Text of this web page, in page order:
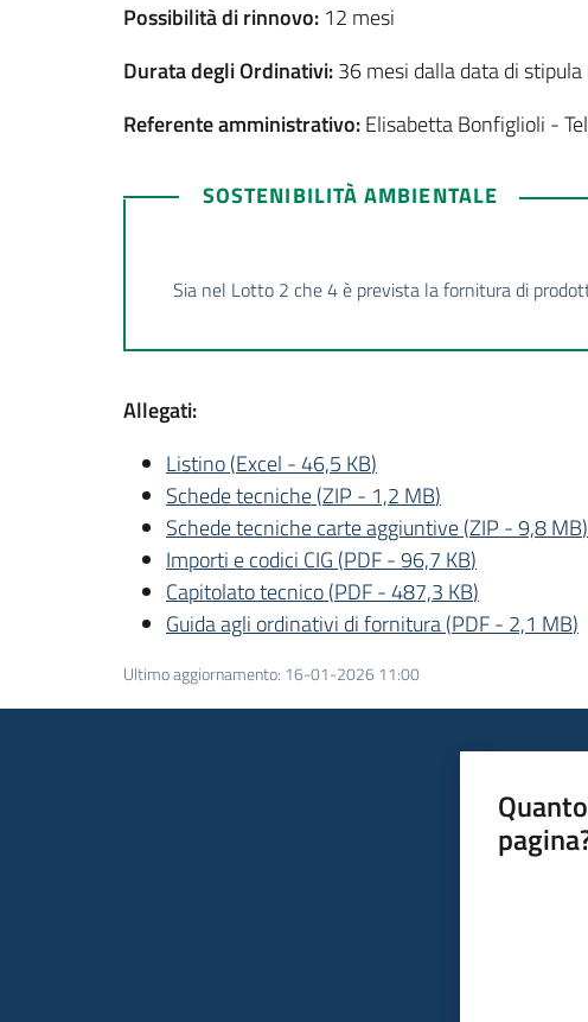
Possibilità di rinnovo: 12 mesi
Durata degli Ordinativi:36 mesi dalla data di
Referente amministrativo:Elisabetta Bonfiglioli -
SOSTENIBILITÀ AMBIENTALE
Sia nel Lotto 2 che 4 è prevista la fornitura di
Allegati:
Listino(Excel -46,5 KB)
Schede tecniche(ZIP - 1,2 MB)
Schede tecniche carte aggiuntive(ZIP -9,8 MB)
Importi e codici CIG (PDF-96,7 KB)
Capitolato tecnico(PDF-487,3 KB)
Guida agli ordinativi di fornitura(PDF- 2,1 MB)
Ultimo aggiornamento: 16-01-2026 11:00